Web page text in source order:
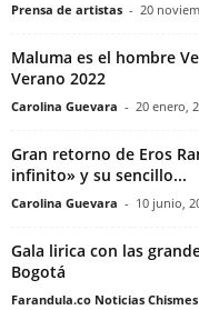
Prensa de artistas - 20
Maluma es el hombre
Verano 2022
Carolina Guevara - 20 enero,
Gran retorno de Eros
infinito» y su sencillo...
Carolina Guevara - 10 junio,
Gala lirica con las
Bogotá
Farandula.co Noticias